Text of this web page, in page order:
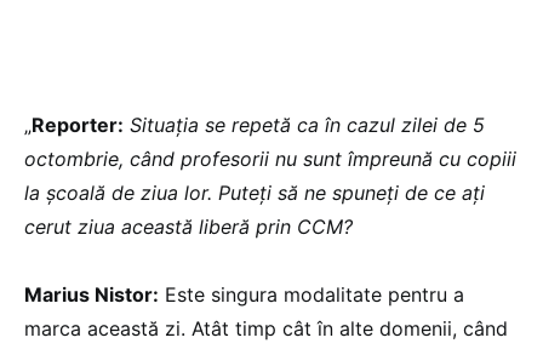
„Reporter: Situația se repetă ca în cazul zilei de 5
octombrie, când profesorii nu sunt împreună cu copiii
la școală de ziua lor. Puteți să ne spuneți de ce ați
cerut ziua această liberă prin CCM?
Marius Nistor: Este singura modalitate pentru a
marca această zi. Atât timp cât în alte domenii, când